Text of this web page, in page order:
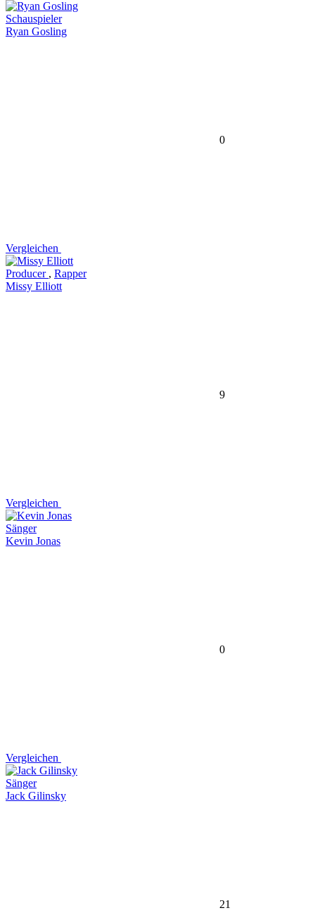
Schauspieler
Ryan Gosling
0
Vergleichen
Producer , Rapper
Missy Elliott
9
Vergleichen
Sänger
Kevin Jonas
0
Vergleichen
Sänger
Jack Gilinsky
21